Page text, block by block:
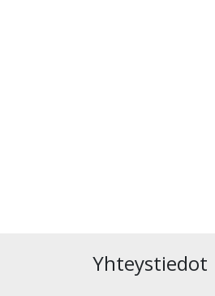
Yhteystiedot